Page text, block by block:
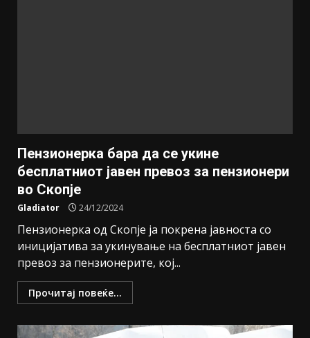
Пензионерка бара да се укине
бесплатниот јавен превоз за пензионери
во Скопје
Gladiator 24/12/2024
Пензионерка од Скопје ја покрена јавноста со
иницијатива за укинување на бесплатниот јавен
превоз за пензионерите, кој...
Прочитај повеќе...